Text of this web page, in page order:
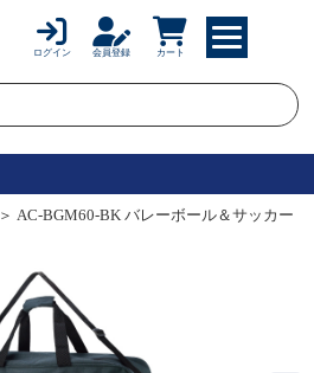
ログイン 会員登録 カート
＞ AC-BGM60-BK バレーボール＆サッカー